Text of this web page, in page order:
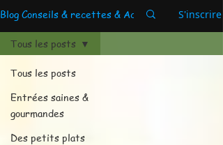
Blog Conseils & recettes & Actus S'inscrire
Tous les posts
Entrées saines &
gourmandes
Des petits plats
Tous les posts